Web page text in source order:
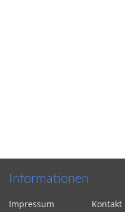
Informationen
Impressum Kontakt